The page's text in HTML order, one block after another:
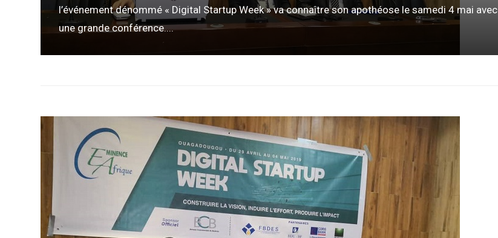
l’événement dénommé « Digital Startup Week » va connaître son apothéose le samedi 4 mai avec
une grande conférence....